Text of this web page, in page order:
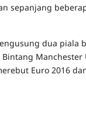
sepanjang
dua piala
Bintang
Euro 2016